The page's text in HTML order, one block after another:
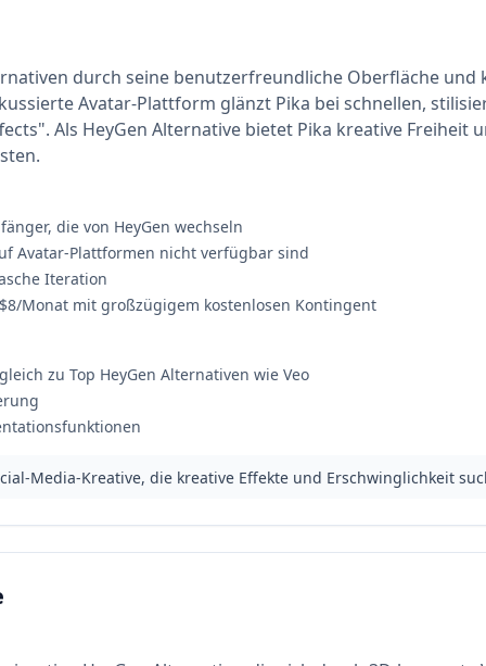
durch seine benutzerfreundliche Oberfläche
Avatar-Plattform glänzt Pika bei schnellen,
Als HeyGen Alternative bietet Pika kreative Freiheit
die von HeyGen wechseln
Avatar-Plattformen nicht verfügbar sind
Iteration
Monat mit großzügigem kostenlosen Kontingent
zu Top HeyGen Alternativen wie Veo
Media-Kreative, die kreative Effekte und Erschwinglichkeit